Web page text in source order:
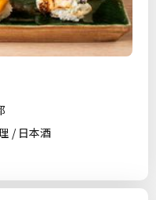
/ 日本酒